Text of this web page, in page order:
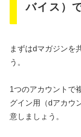
バイス）
まずはdマガジンを
う。
1つのアカウントで
グイン用（dアカウ
意しましょう。